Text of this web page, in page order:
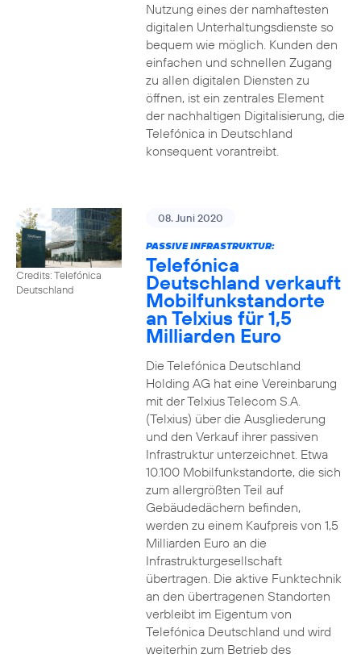
Nutzung eines der namhaftesten
digitalen Unterhaltungsdienste so
bequem wie möglich. Kunden den
einfachen und schnellen Zugang
zu allen digitalen Diensten zu
öffnen, ist ein zentrales Element
der nachhaltigen Digitalisierung, die
Telefónica in Deutschland
konsequent vorantreibt.
Credits: Telefónica
Deutschland
08. Juni 2020
PASSIVE INFRASTRUKTUR:
Telefónica
Deutschland verkauft
Mobilfunkstandorte
an Telxius für 1,5
Milliarden Euro
Die Telefónica Deutschland
Holding AG hat eine Vereinbarung
mit der Telxius Telecom S.A.
(Telxius) über die Ausgliederung
und den Verkauf ihrer passiven
Infrastruktur unterzeichnet. Etwa
10.100 Mobilfunkstandorte, die sich
zum allergrößten Teil auf
Gebäudedächern befinden,
werden zu einem Kaufpreis von 1,5
Milliarden Euro an die
Infrastrukturgesellschaft
übertragen. Die aktive Funktechnik
an den übertragenen Standorten
verbleibt im Eigentum von
Telefónica Deutschland und wird
weiterhin zum Betrieb des